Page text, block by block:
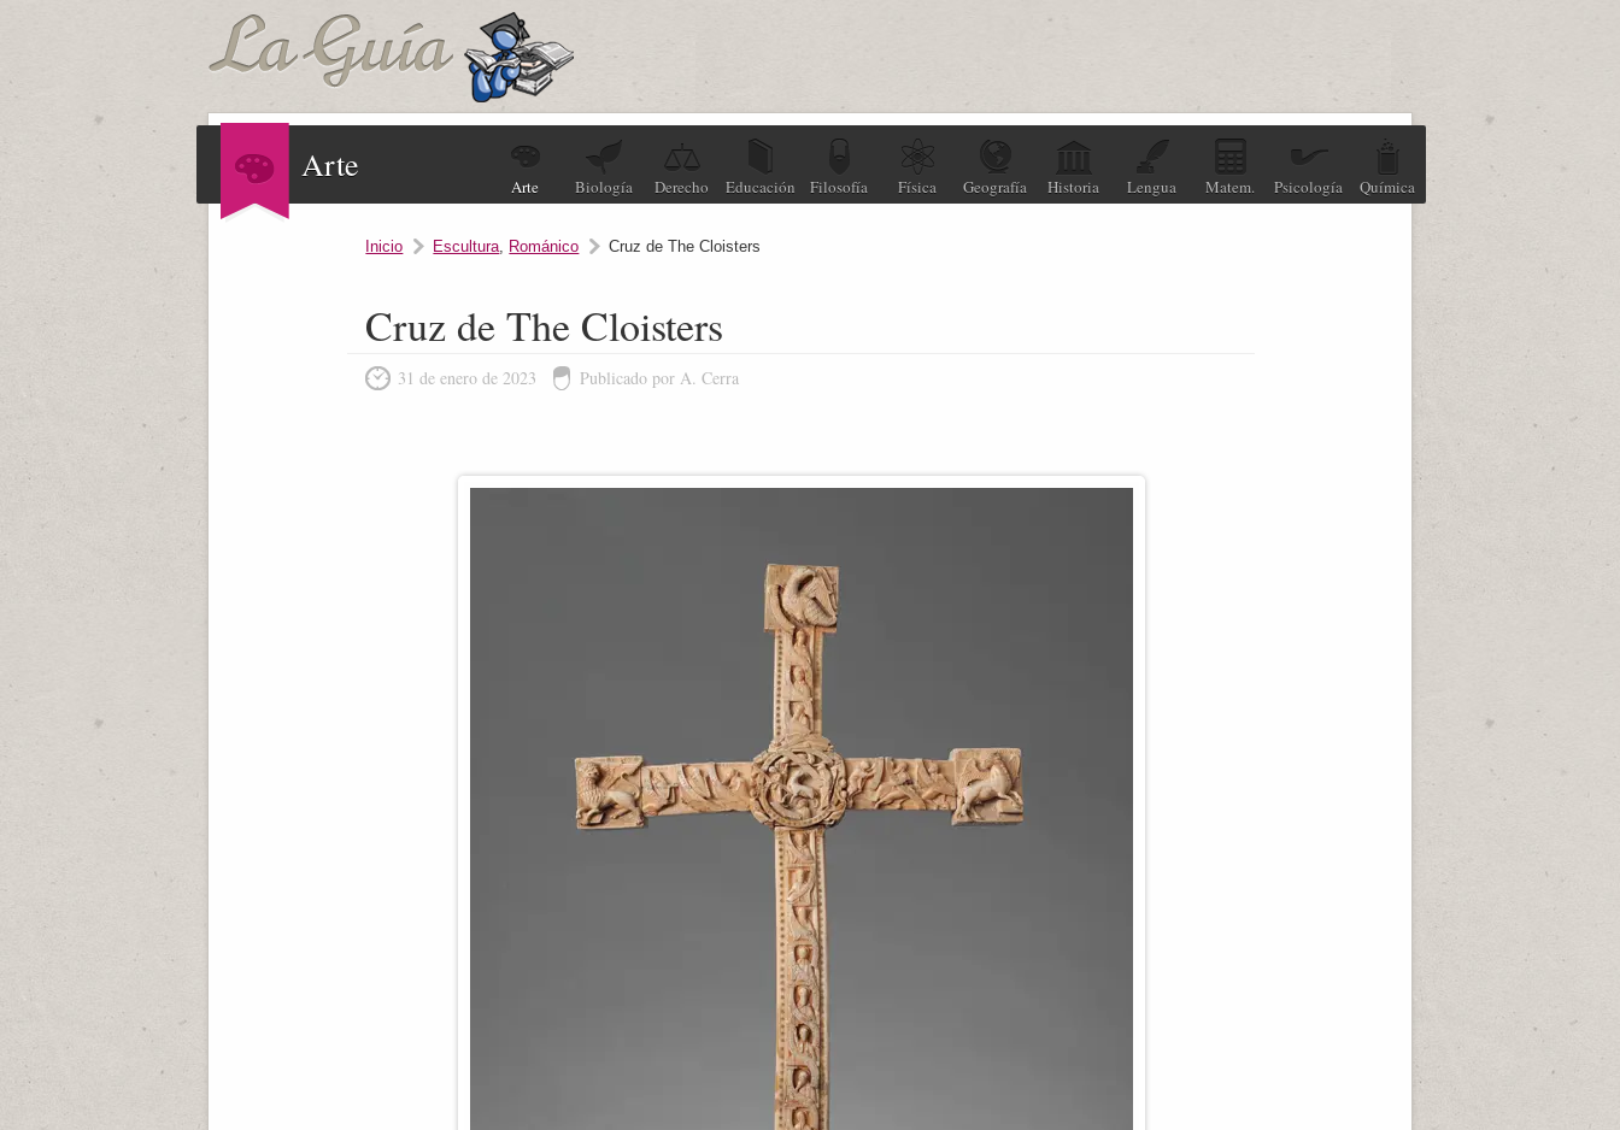
Arte
Arte Biología Derecho Educación Filosofía Física Geografía Historia Lengua Matem. Psicología Química
Inicio Escultura, Románico Cruz de The Cloisters
Cruz de The Cloisters
31 de enero de 2023 Publicado por A. Cerra